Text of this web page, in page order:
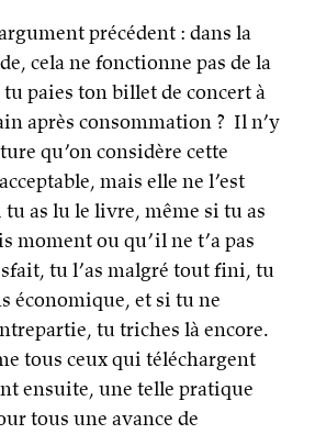
précédent : dans la
cela ne fonctionne pas de la
tu paies ton billet de concert à
après consommation ? Il n’y
qu’on considère cette
mais elle ne l’est
tu as lu le livre, même si tu as
moment ou qu’il ne t’a pas
tu l’as malgré tout fini, tu
économique, et si tu ne
tu triches là encore.
tous ceux qui téléchargent
ensuite, une telle pratique
tous une avance de